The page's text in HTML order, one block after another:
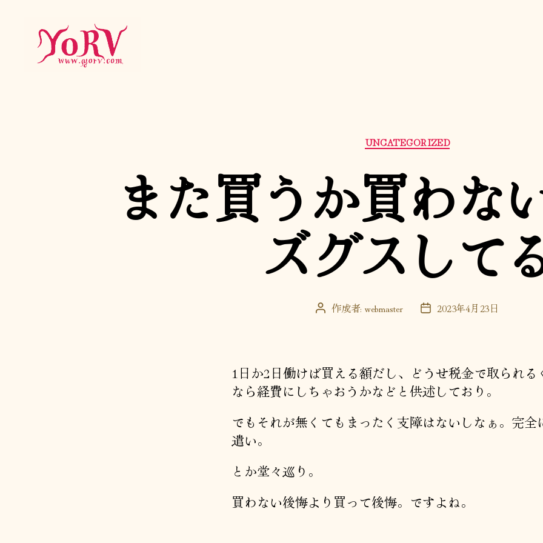
カ
テ
リ
ー
UNCATEGORIZED
また買うか買わな
ズグスして
投 作成者: webmaster
投 2023年4月23日
1日か2日働けば買える額だし、どうせ税金で取られる
なら経費にしちゃおうかなどと供述しており。
でもそれが無くてもまったく支障はないしなぁ。完全
遣い。
とか堂々巡り。
買わない後悔より買って後悔。ですよね。